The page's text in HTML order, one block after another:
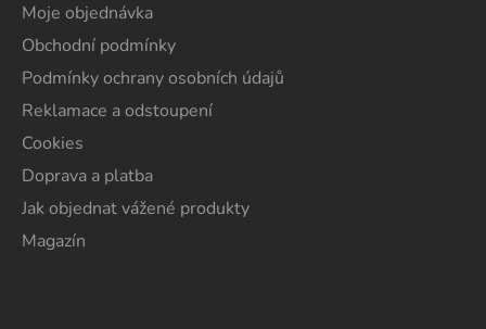
Moje objednávka
Obchodní podmínky
Podmínky ochrany osobních údajů
Reklamace a odstoupení
Cookies
Doprava a platba
Jak objednat vážené produkty
Magazín